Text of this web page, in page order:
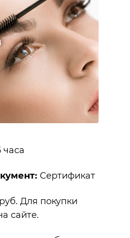
часа
Сертификат
Для покупки
сайте.